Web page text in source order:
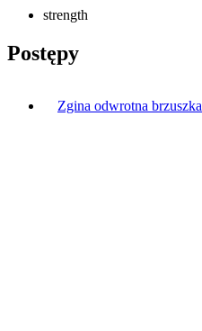
strength
Postępy
Zgina odwrotna brzuszka